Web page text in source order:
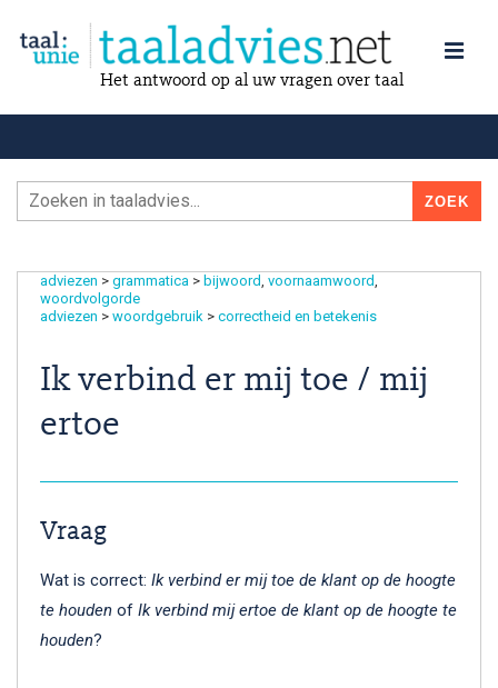
Het antwoord op al uw vragen over taal
adviezen > grammatica > bijwoord voornaamwoord
woordvolgorde
adviezen > woordgebruik > correctheid en betekenis
Ik verbind er mij toe / mij
ertoe
Vraag
Wat is correct: Ik verbind er mij toe de klant op de hoogte
te houden of Ik verbind mij ertoe de klant op de hoogte te
houden?